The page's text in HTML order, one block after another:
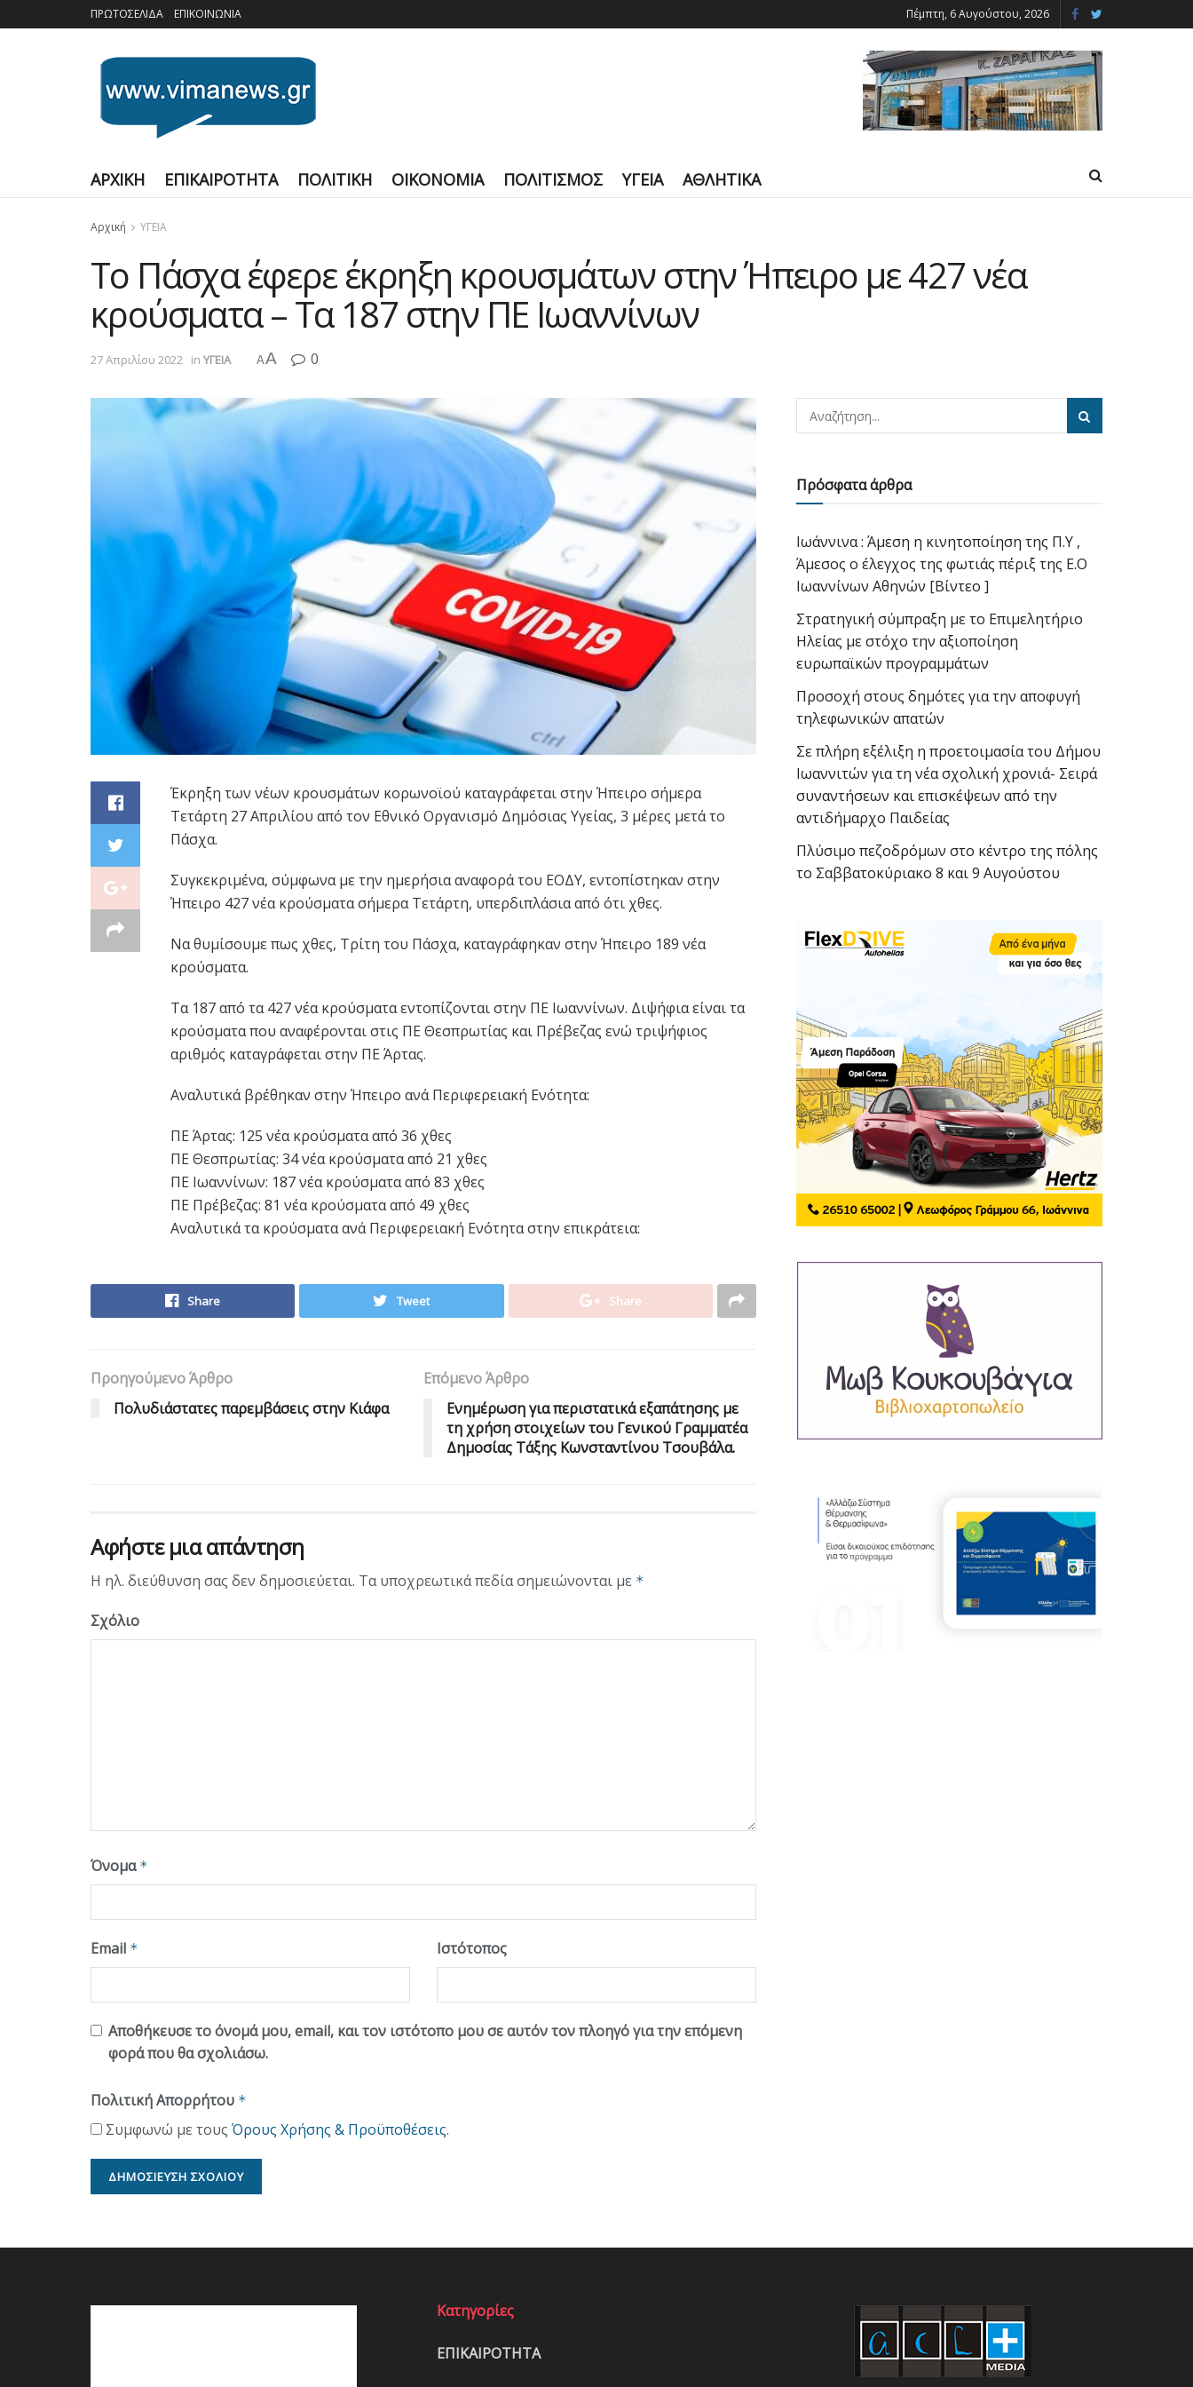
ΠΡΩΤΟΣΕΛΙΔΑ ΕΠΙΚΟΙΝΩΝΙΑ Πέμπτη, 6 Αυγούστου, 2026
ΑΡΧΙΚΗ ΕΠΙΚΑΙΡΟΤΗΤΑ ΠΟΛΙΤΙΚΗ ΟΙΚΟΝΟΜΙΑ ΠΟΛΙΤΙΣΜΟΣ ΥΓΕΙΑ ΑΘΛΗΤΙΚΑ
Αρχική ΥΓΕΙΑ
Το Πάσχα έφερε έκρηξη κρουσμάτων στην Ήπειρο με 427 νέα
κρούσματα – Τα 187 στην ΠΕ Ιωαννίνων
27 Απριλίου 2022 in ΥΓΕΙΑ AA 0
Έκρηξη των νέων κρουσμάτων κορωνοϊού καταγράφεται στην Ήπειρο σήμερα
Τετάρτη 27 Απριλίου από τον Εθνικό Οργανισμό Δημόσιας Υγείας, 3 μέρες μετά το
Πάσχα.
Συγκεκριμένα, σύμφωνα με την ημερήσια αναφορά του ΕΟΔΥ, εντοπίστηκαν στην
Ήπειρο 427 νέα κρούσματα σήμερα Τετάρτη, υπερδιπλάσια από ότι χθες.
Να θυμίσουμε πως χθες, Τρίτη του Πάσχα, καταγράφηκαν στην Ήπειρο 189 νέα
κρούσματα.
Tα 187 από τα 427 νέα κρούσματα εντοπίζονται στην ΠΕ Ιωαννίνων. Διψήφια είναι τα
κρούσματα που αναφέρονται στις ΠΕ Θεσπρωτίας και Πρέβεζας ενώ τριψήφιος
αριθμός καταγράφεται στην ΠΕ Άρτας.
Αναλυτικά βρέθηκαν στην Ήπειρο ανά Περιφερειακή Ενότητα:
ΠΕ Άρτας: 125 νέα κρούσματα από 36 χθες
ΠΕ Θεσπρωτίας: 34 νέα κρούσματα από 21 χθες
ΠΕ Ιωαννίνων: 187 νέα κρούσματα από 83 χθες
ΠΕ Πρέβεζας: 81 νέα κρούσματα από 49 χθες
Αναλυτικά τα κρούσματα ανά Περιφερειακή Ενότητα στην επικράτεια:
Share Tweet Share
Προηγούμενο Άρθρο
Πολυδιάστατες παρεμβάσεις στην Κιάφα
Επόμενο Άρθρο
Ενημέρωση για περιστατικά εξαπάτησης με
τη χρήση στοιχείων του Γενικού Γραμματέα
Δημοσίας Τάξης Κωνσταντίνου Τσουβάλα.
Αφήστε μια απάντηση
Η ηλ. διεύθυνση σας δεν δημοσιεύεται. Τα υποχρεωτικά πεδία σημειώνονται με *
Σχόλιο
Όνομα *
Email * Ιστότοπος
Αποθήκευσε το όνομά μου, email, και τον ιστότοπο μου σε αυτόν τον πλοηγό για την επόμενη
φορά που θα σχολιάσω.
Πολιτική Απορρήτου *
Συμφωνώ με τους Όρους Χρήσης & Προϋποθέσεις.
Πρόσφατα άρθρα
Ιωάννινα : Άμεση η κινητοποίηση της Π.Υ ,
Άμεσος ο έλεγχος της φωτιάς πέριξ της Ε.Ο
Ιωαννίνων Αθηνών [Βίντεο ]
Στρατηγική σύμπραξη με το Επιμελητήριο
Ηλείας με στόχο την αξιοποίηση
ευρωπαϊκών προγραμμάτων
Προσοχή στους δημότες για την αποφυγή
τηλεφωνικών απατών
Σε πλήρη εξέλιξη η προετοιμασία του Δήμου
Ιωαννιτών για τη νέα σχολική χρονιά- Σειρά
συναντήσεων και επισκέψεων από την
αντιδήμαρχο Παιδείας
Πλύσιμο πεζοδρόμων στο κέντρο της πόλης
το Σαββατοκύριακο 8 και 9 Αυγούστου
Κατηγορίες
ΕΠΙΚΑΙΡΟΤΗΤΑ